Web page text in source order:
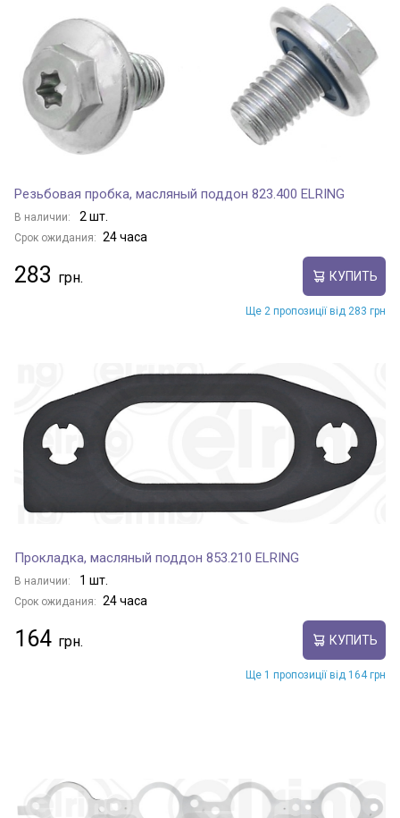
Резьбовая пробка, масляный поддон 823.400 ELRING
В наличии: 2 шт.
Срок ожидания: 24 часа
283 КУПИТЬ
Ще 2 пропозиції від 283 грн
Прокладка, масляный поддон 853.210 ELRING
В наличии: 1 шт.
Срок ожидания: 24 часа
164 КУПИТЬ
Ще 1 пропозиції від 164 грн